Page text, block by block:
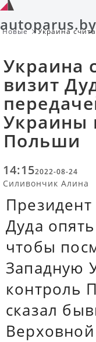
autoparus.by
Новые
Украина
Украина
визит
Украины
Польши
14:152022-08-24
Силивончик Алина
Дуда
чтобы
Западную
контроль
сказал